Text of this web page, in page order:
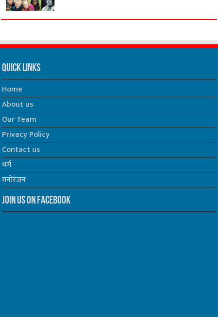
Quick Links
Home
About us
Our Team
Privacy Policy
Contact us
धर्म
मनोरंजन
Join us on Facebook